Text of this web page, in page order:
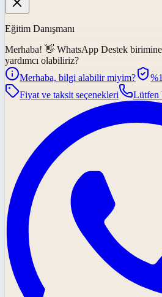
Eğitim Danışmanı
Merhaba! 👋 WhatsApp Destek
yardımcı olabiliriz?
Merhaba, bilgi alabilir miyim?
Fiyat ve taksit seçenekleri
Lütfen